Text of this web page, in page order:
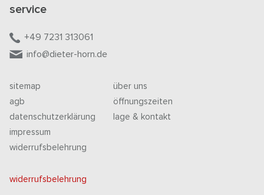
service
+49 7231 313061
info@dieter-horn.de
sitemap
agb
datenschutzerklärung
impressum
widerrufsbelehrung
über uns
öffnungszeiten
lage & kontakt
widerrufsbelehrung